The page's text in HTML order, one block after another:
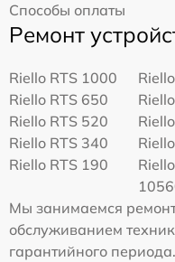
Способы оплаты
Ремонт
Riello RTS 1000
Riello RTS 650
Riello RTS 520
Riello RTS 340
Riello RTS 190
Мы занимаемся
обслуживанием
гарантийного